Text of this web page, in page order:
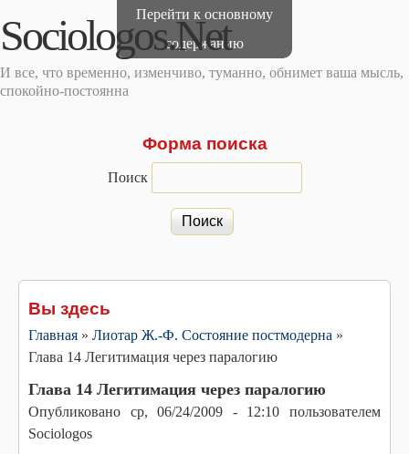
Перейти к основному
содержанию
Sociologos.Net
И все, что временно, изменчиво, туманно, обнимет ваша мысль,
спокойно-постоянна
Форма поиска
Поиск
Вы здесь
Главная » Лиотар Ж.-Ф. Состояние постмодерна »
Глава 14 Легитимация через паралогию
Глава 14 Легитимация через паралогию
Опубликовано ср, 06/24/2009 - 12:10 пользователем
Sociologos